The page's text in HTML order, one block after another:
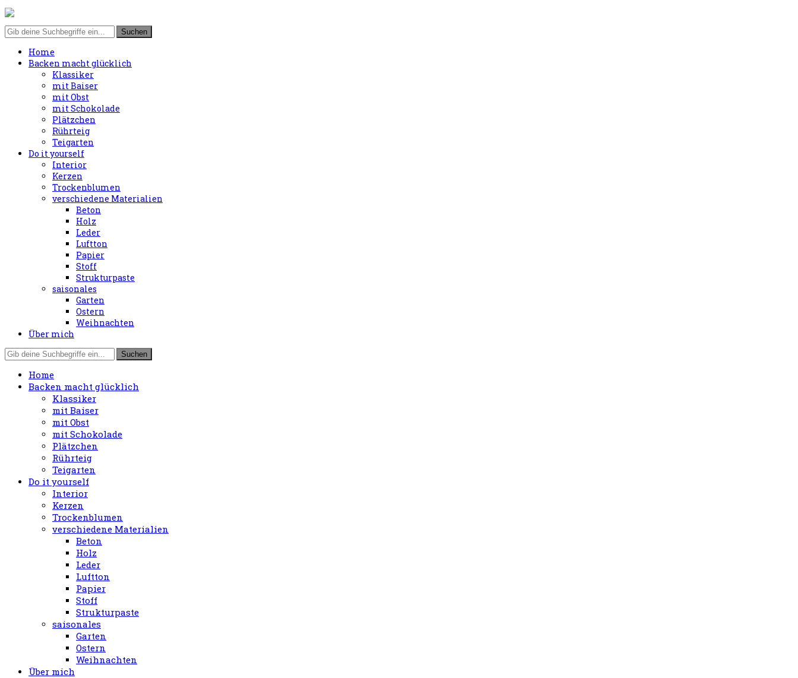
Home
Backen macht glücklich
Klassiker
mit Baiser
mit Obst
mit Schokolade
Plätzchen
Rührteig
Teigarten
Do it yourself
Interior
Kerzen
Trockenblumen
verschiedene Materialien
Beton
Holz
Leder
Luftton
Papier
Stoff
Strukturpaste
saisonales
Garten
Ostern
Weihnachten
Über mich
Home
Backen macht glücklich
Klassiker
mit Baiser
mit Obst
mit Schokolade
Plätzchen
Rührteig
Teigarten
Do it yourself
Interior
Kerzen
Trockenblumen
verschiedene Materialien
Beton
Holz
Leder
Luftton
Papier
Stoff
Strukturpaste
saisonales
Garten
Ostern
Weihnachten
Über mich